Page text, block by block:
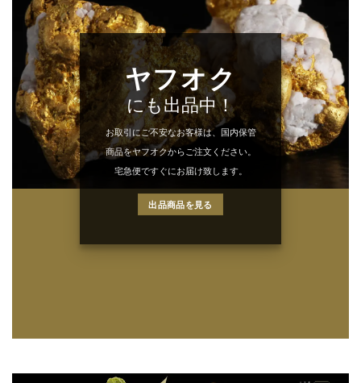
ヤフオク
にも出品中！
お取引にご不安なお客様は、国内保管
商品をヤフオクからご注文ください。
宅急便ですぐにお届け致します。
出品商品を見る